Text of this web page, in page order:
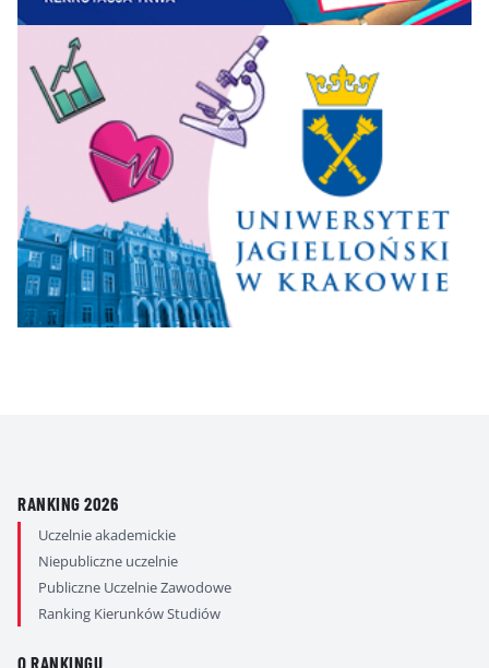
RANKING 2026
Uczelnie akademickie
Niepubliczne uczelnie
Publiczne Uczelnie Zawodowe
Ranking Kierunków Studiów
O RANKINGU